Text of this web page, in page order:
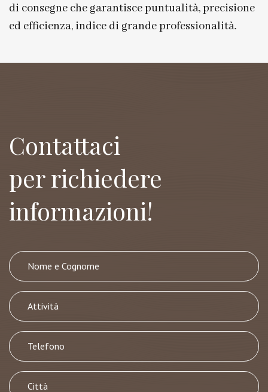
di consegne che garantisce puntualità, precisione
ed efficienza, indice di grande professionalità.
Contattaci
per richiedere
informazioni!